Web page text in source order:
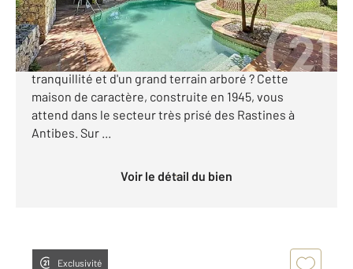
ANTIBES - RASTINES Maison provençale avec
piscine et aperçu mer Vous rêvez de charme, de
tranquillité et d'un grand terrain arboré ? Cette
maison de caractère, construite en 1945, vous
attend dans le secteur très prisé des Rastines à
Antibes. Sur ...
Voir le détail du bien
Exclusivité